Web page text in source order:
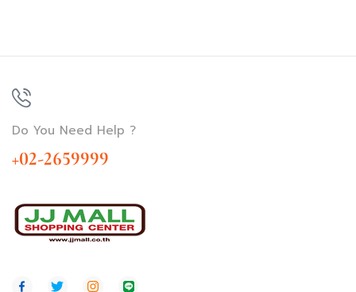
Do You Need Help ?
+02-2659999